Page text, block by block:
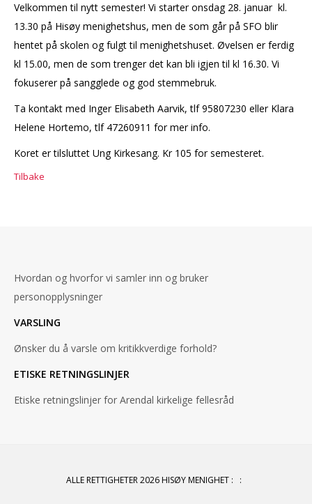
Velkommen til nytt semester! Vi starter onsdag 28. januar kl.
13.30 på Hisøy menighetshus, men de som går på SFO blir
hentet på skolen og fulgt til menighetshuset. Øvelsen er ferdig
kl 15.00, men de som trenger det kan bli igjen til kl 16.30. Vi
fokuserer på sangglede og god stemmebruk.
Ta kontakt med Inger Elisabeth Aarvik, tlf 95807230 eller Klara
Helene Hortemo, tlf 47260911 for mer info.
Koret er tilsluttet Ung Kirkesang. Kr 105 for semesteret.
Tilbake
Hvordan og hvorfor vi samler inn og bruker
personopplysninger
VARSLING
Ønsker du å varsle om kritikkverdige forhold?
ETISKE RETNINGSLINJER
Etiske retningslinjer for Arendal kirkelige fellesråd
ALLE RETTIGHETER 2026 HISØY MENIGHET : :